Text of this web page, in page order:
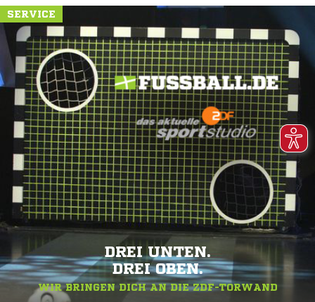
SERVICE
DREI UNTEN.
DREI OBEN.
WIR BRINGEN DICH AN DIE ZDF-TORWAND